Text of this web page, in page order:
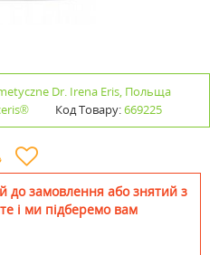
Dr. Irena Eris, Польща
Код Товару:669225
до замовлення або знятий з
і ми підберемо вам